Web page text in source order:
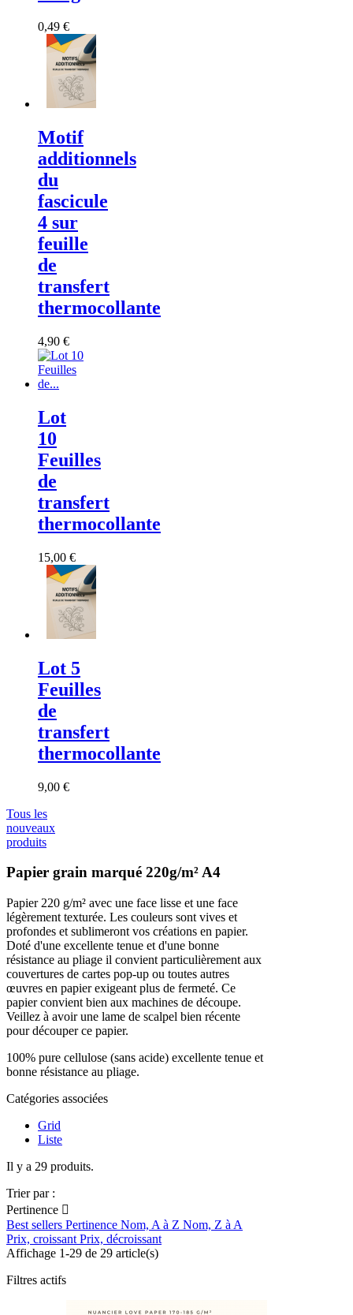
0,49 €
Motif
additionnels
du
fascicule
4 sur
feuille
de
transfert
thermocollante
4,90 €
Lot
10
Feuilles
de
transfert
thermocollante
15,00 €
Lot 5
Feuilles
de
transfert
thermocollante
9,00 €
Tous les
nouveaux
produits
Papier grain marqué 220g/m² A4
Papier 220 g/m² avec une face lisse et une face
légèrement texturée. Les couleurs sont vives et
profondes et sublimeront vos créations en papier.
Doté d'une excellente tenue et d'une bonne
résistance au pliage il convient particulièrement aux
couvertures de cartes pop-up ou toutes autres
œuvres en papier exigeant plus de fermeté. Ce
papier convient bien aux machines de découpe.
Veillez à avoir une lame de scalpel bien récente
pour découper ce papier.
100% pure cellulose (sans acide) excellente tenue et
bonne résistance au pliage.
Catégories associées
Grid
Liste
Il y a 29 produits.
Trier par :
Pertinence 
Best sellers Pertinence Nom, A à Z Nom, Z à A
Prix, croissant Prix, décroissant
Affichage 1-29 de 29 article(s)
Filtres actifs